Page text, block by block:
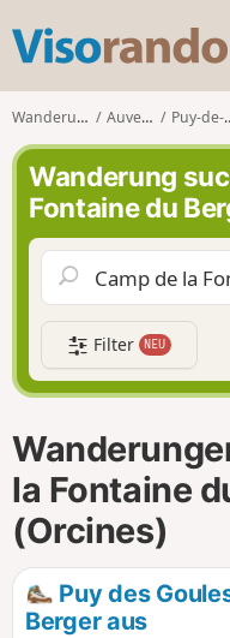
Wanderungen Auvergne Puy-de-Dôme
Wanderung
Fontaine du
Filter NEU
la Fontaine
(Orcines)
Puy des
Berger aus